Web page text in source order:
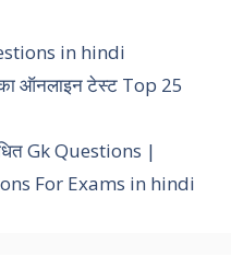
e
g
a
m
y
L
n
k
r
e
in hindi
का ऑनलाइन टेस्ट Top 25
Gk Questions |
For Exams in hindi